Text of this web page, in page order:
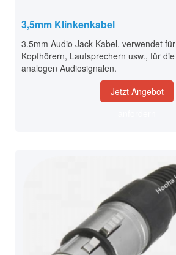
3,5mm Klinkenkabel
3.5mm Audio Jack Kabel, verwendet
Kopfhörern, Lautsprechern usw., für
analogen Audiosignalen.
Jetzt Angebot